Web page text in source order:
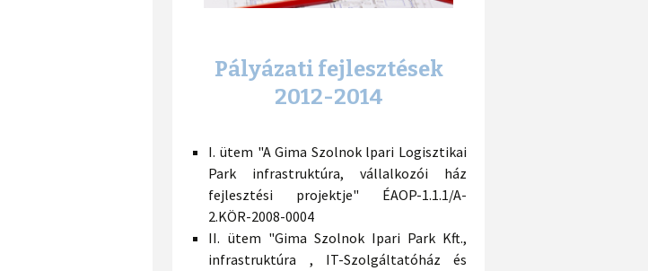
Pályázati fejlesztések
2012-2014
I. ütem "A Gima Szolnok lpari Logisztikai
Park infrastruktúra, vállalkozói ház
fejlesztési projektje" ÉAOP-1.1.1/A-
2.KÖR-2008-0004
II. ütem "Gima Szolnok Ipari Park Kft.,
infrastruktúra , IT-Szolgáltatóház és